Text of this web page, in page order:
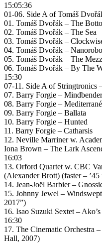
15:05:36
01-06. Side A of Tomáš
01. Tomáš Dvořák ‎– The
02. Tomáš Dvořák ‎– The Sea
03. Tomáš Dvořák ‎–
04. Tomáš Dvořák ‎–
05. Tomáš Dvořák ‎– The
06. Tomáš Dvořák ‎– By The
15:30
07-11. Side A of Stringtronics
07. Barry Forgie – Mindbender
08. Barry Forgie –
09. Barry Forgie – Ballata
10. Barry Forgie – Hunted
11. Barry Forgie – Catharsis
12. Neville Marriner w.
Iona Brown – The Lark
16:03
13. Orford Quartet w. CBC
(Alexander Brott) (faster – ’45
14. Jean-Joël Barbier –
15. Johnny Jewel –
2017”)
16. Isao Suzuki Sextet –
16:30
17. The Cinematic Orchestra
Hall, 2007)